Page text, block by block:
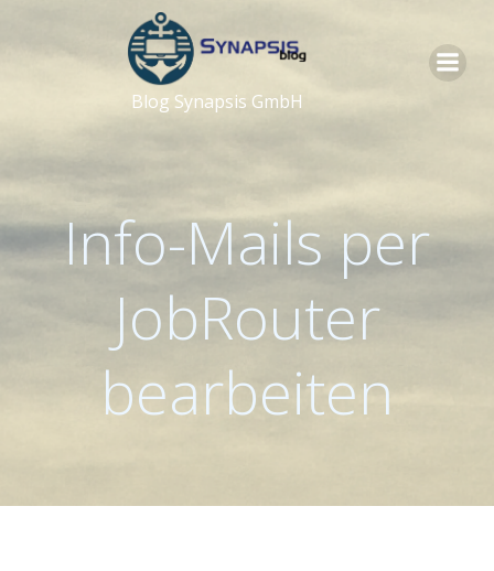
Inhalt
springen
Blog Synapsis GmbH
Info-Mails per
JobRouter
bearbeiten